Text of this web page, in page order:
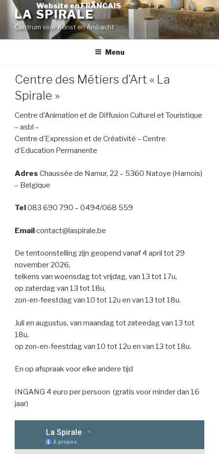
Website en FRANCAIS
Skip
to
content
LA SPIRALE
Centrum voor Kunst en Ambacht
Menu
Centre des Métiers d’Art « La
Spirale »
Centre d’Animation et de Diffusion Culturel et Touristique
– asbl –
Centre d’Expression et de Créativité – Centre
d’Education Permanente
Adres Chaussée de Namur, 22 – 5360 Natoye (Hamois)
– Belgique
Tel083 690 790 – 0494/068 559
Emailcontact@laspirale.be
De tentoonstelling zijn geopend vanaf 4 april tot 29
november 2026,
telkens van woensdag tot vrijdag, van 13 tot 17u,
op zaterdag van 13 tot 18u,
zon-en-feestdag van 10 tot 12u en van 13 tot 18u.
Juli en augustus, van maandag tot zateedag van 13 tot
18u,
op zon-en-feestdag van 10 tot 12u en van 13 tot 18u.
En op afspraak voor elke andere tijd
INGANG 4 euro per persoon (gratis voor minder dan 16
jaar)